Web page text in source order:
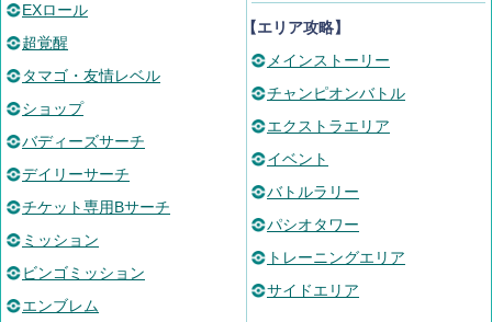
EXロール
超覚醒
タマゴ・友情レベル
ショップ
バディーズサーチ
デイリーサーチ
チケット専用Bサーチ
ミッション
ビンゴミッション
エンブレム
【エリア攻略】
メインストーリー
チャンピオンバトル
エクストラエリア
イベント
バトルラリー
パシオタワー
トレーニングエリア
サイドエリア